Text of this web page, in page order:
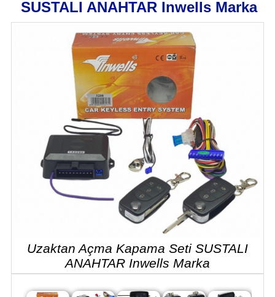
SUSTALI ANAHTAR Inwells Marka
Uzaktan Açma Kapama Seti SUSTALI
ANAHTAR Inwells Marka